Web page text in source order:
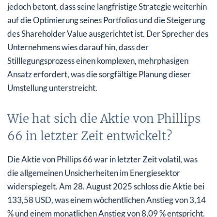
jedoch betont, dass seine langfristige Strategie weiterhin
auf die Optimierung seines Portfolios und die Steigerung
des Shareholder Value ausgerichtet ist. Der Sprecher des
Unternehmens wies darauf hin, dass der
Stilllegungsprozess einen komplexen, mehrphasigen
Ansatz erfordert, was die sorgfältige Planung dieser
Umstellung unterstreicht.
Wie hat sich die Aktie von Phillips
66 in letzter Zeit entwickelt?
Die Aktie von Phillips 66 war in letzter Zeit volatil, was
die allgemeinen Unsicherheiten im Energiesektor
widerspiegelt. Am 28. August 2025 schloss die Aktie bei
133,58 USD, was einem wöchentlichen Anstieg von 3,14
% und einem monatlichen Anstieg von 8,09 % entspricht.